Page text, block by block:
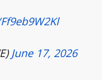
June 17, 2026